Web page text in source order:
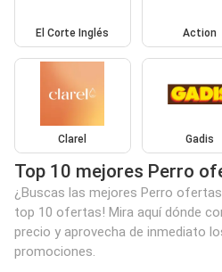
El Corte Inglés Action
Clarel Gadis
Top 10 mejores Perro
¿Buscas las mejores Perro
top 10 ofertas! Mira aquí dónde
precio y aprovecha de inmediato
promociones.